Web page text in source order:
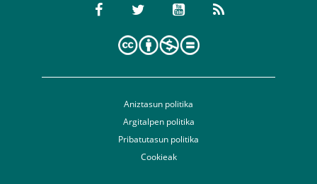
Aniztasun politika
Argitalpen politika
Pribatutasun politika
Cookieak